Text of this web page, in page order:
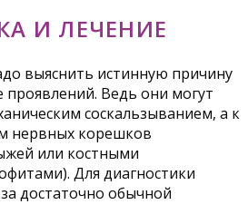
И ЛЕЧЕНИЕ
выяснить истинную причину
Ведь они могут
соскальзыванием, а к
нервных корешков
или костными
Для диагностики
достаточно обычной